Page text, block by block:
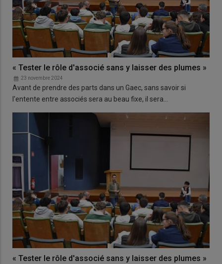
« Tester le rôle d'associé sans y laisser des plumes »
23 novembre 2024
Avant de prendre des parts dans un Gaec, sans savoir si
l'entente entre associés sera au beau fixe, il sera…
« Tester le rôle d'associé sans y laisser des plumes »